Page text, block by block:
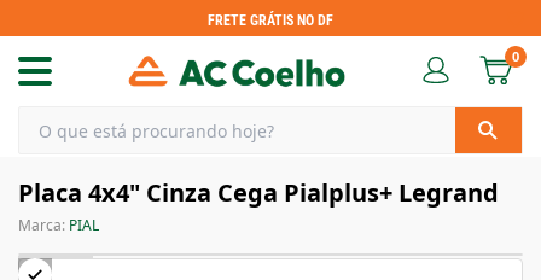
FRETE GRÁTIS NO DF
0
Placa 4x4" Cinza Cega Pialplus+ Legrand
Marca: PIAL